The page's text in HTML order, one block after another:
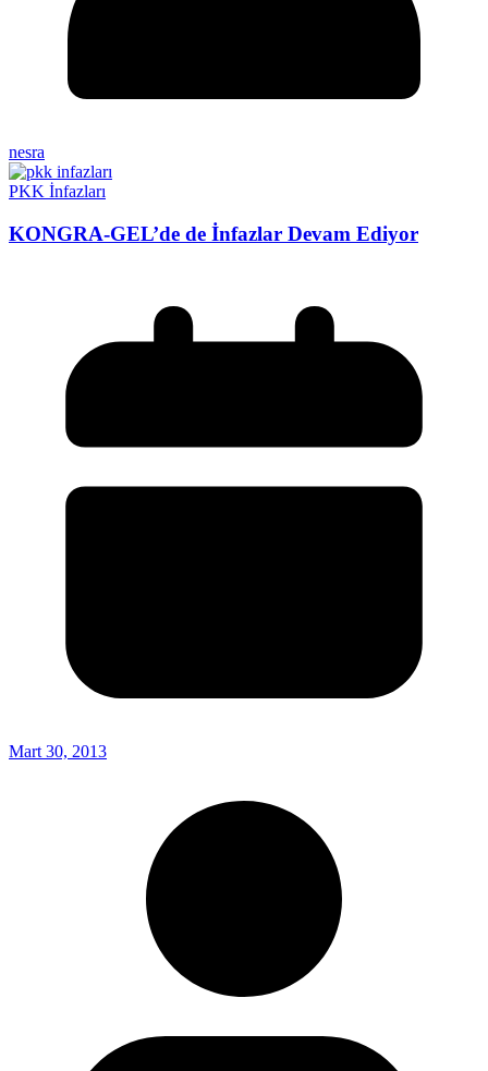
nesra
PKK İnfazları
KONGRA-GEL’de de İnfazlar Devam Ediyor
Mart 30, 2013